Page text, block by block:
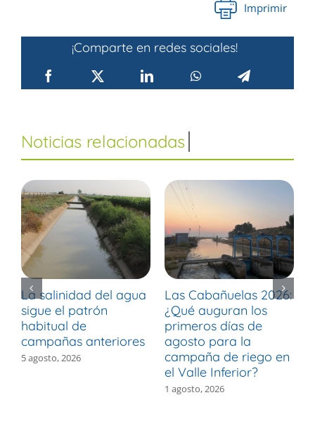
Imprimir
¡Comparte en redes sociales!
La salinidad del agua
sigue el patrón
habitual de
campañas anteriores
5 agosto, 2026
Las Cabañuelas 2026:
¿Qué auguran los
primeros días de
agosto para la
campaña de riego en
el Valle Inferior?
1 agosto, 2026